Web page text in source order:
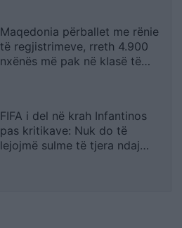
Maqedonia përballet me rënie
të regjistrimeve, rreth 4.900
nxënës më pak në klasë të
FIFA i del në krah Infantinos
pas kritikave: Nuk do të
lejojmë sulme të tjera ndaj